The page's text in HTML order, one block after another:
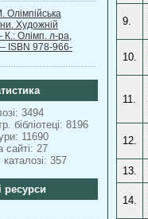
Олімпійська
Художній
Олімп. л-ра,
ISBN 978-966-
3494
бібліотеці: 8196
11690
сайті: 27
каталозі: 357
ресурси
9.
10.
11.
12.
13.
14.